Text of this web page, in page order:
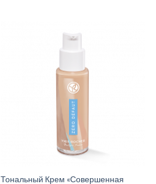
Тональный Крем «Совершенная